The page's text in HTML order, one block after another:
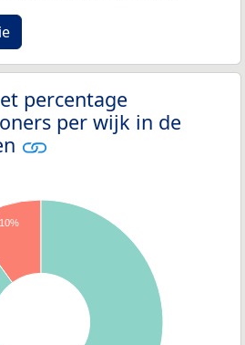
percentage
per wijk in de
10%